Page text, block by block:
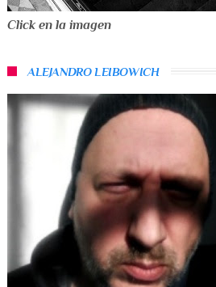
Click en la imagen
ALEJANDRO LEIBOWICH